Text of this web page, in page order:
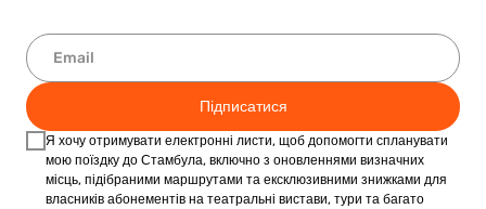
Підписатися
Я хочу отримувати електронні листи, щоб допомогти спланувати
мою поїздку до Стамбула, включно з оновленнями визначних
місць, підібраними маршрутами та ексклюзивними знижками для
власників абонементів на театральні вистави, тури та багато